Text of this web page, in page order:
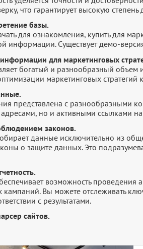
что гарантирует высокую
базы.
для ознакомления, купить для
информации. Существует демо-
для маркетинговых
богатый и разнообразный
маркетинговых стратегий
представлена с разнообразными
но и активными ссылками
законов.
данные исключительно из
о защите данных. Это
возможность проведения
кампаний. Вы можете отслеживать
с результатами.
сайтов.